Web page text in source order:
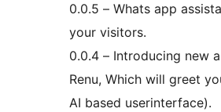
0.0.5 – Whats app
your visitors.
0.0.4 – Introducing new
Renu, Which will greet
AI based userinterface).